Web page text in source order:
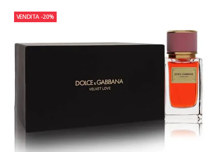
VENDITA -20%